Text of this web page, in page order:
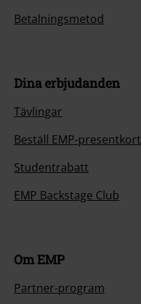
Betalningsmetod
Dina erbjudanden
Tävlingar
Beställ EMP-presentkort
Studentrabatt
EMP Backstage Club
Om EMP
Partner-program